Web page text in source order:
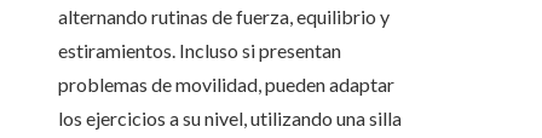
alternando rutinas de fuerza, equilibrio y
estiramientos. Incluso si presentan
problemas de movilidad, pueden adaptar
los ejercicios a su nivel, utilizando una silla